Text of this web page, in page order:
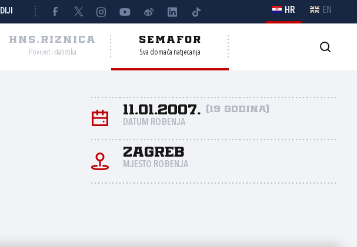
HR EN
HNS.RIZNICA
Povijest i statistika
SEMAFOR
Sva domaća natjecanja
11.01.2007. (19 godina)
DATUM ROĐENJA
Zagreb
MJESTO ROĐENJA